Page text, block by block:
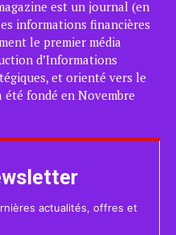
est un journal (en
informations financières
le premier média
d’Informations
et orienté vers le
été fondé en Novembre
actualités, offres et